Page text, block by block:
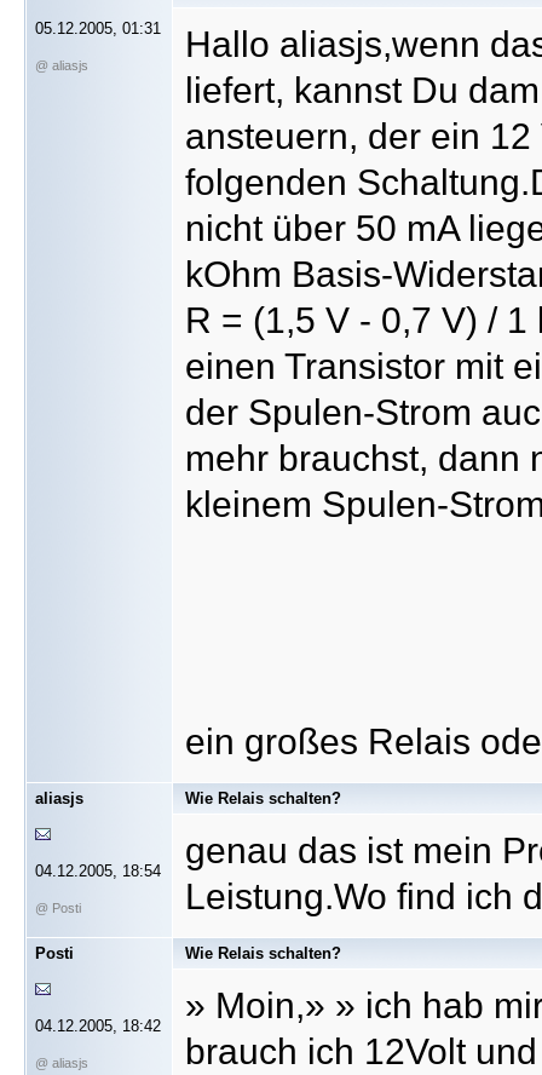
05.12.2005, 01:31
@ aliasjs
Hallo aliasjs,wenn
liefert, kannst Du
ansteuern, der ein
folgenden
nicht über 50 mA
kOhm Basis-
R = (1,5 V - 0,7 V) /
einen Transistor mit
der Spulen-Strom
mehr brauchst, dann
kleinem Spulen-
ein großes Relais
aliasjs
04.12.2005, 18:54
@ Posti
Wie Relais schalten?
genau das ist mein
Leistung.Wo find ich
Posti
04.12.2005, 18:42
@ aliasjs
Wie Relais schalten?
» Moin,» » ich hab
brauch ich 12Volt